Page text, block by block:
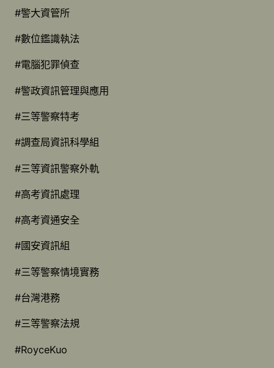
#警大資管所
#數位鑑識執法
#電腦犯罪偵查
#警政資訊管理與應用
#三等警察特考
#調查局資訊科學組
#三等資訊警察外軌
#高考資訊處理
#高考資通安全
#國安資訊組
#三等警察情境實務
#台灣港務
#三等警察法規
#RoyceKuo